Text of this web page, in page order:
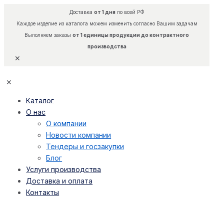
Доставка от 1 дняпо всей РФ
Каждое изделие из каталога можем изменить согласно Вашим задачам
Выполняем заказы от 1 единицы продукции до контрактного
производства
✕
✕
Каталог
О нас
О компании
Новости компании
Тендеры и госзакупки
Блог
Услуги производства
Доставка и оплата
Контакты